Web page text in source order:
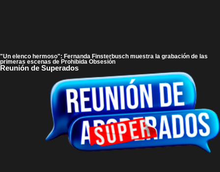
"Un elenco hermoso": Fernanda Finsterbusch muestra la grabación de las
primeras escenas de Prohibida Obsesión
Reunión de Superados